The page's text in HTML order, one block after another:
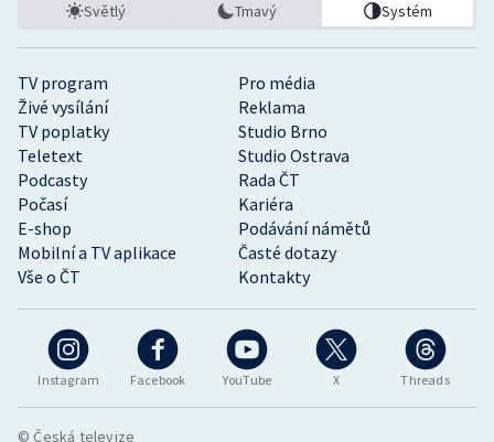
Instagram Facebook YouTube X Threads
TV program
Pro média
Živé vysílání
Reklama
TV poplatky
Studio Brno
Teletext
Studio Ostrava
Podcasty
Rada ČT
Počasí
Kariéra
E-shop
Podávání námětů
Mobilní a TV aplikace
Časté dotazy
Vše o ČT
Kontakty
Světlý Tmavý Systém
© Česká televize